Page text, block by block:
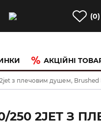
(0)
АКЦІЙНІ
з плечовим душем, Brushed
250 2JET З